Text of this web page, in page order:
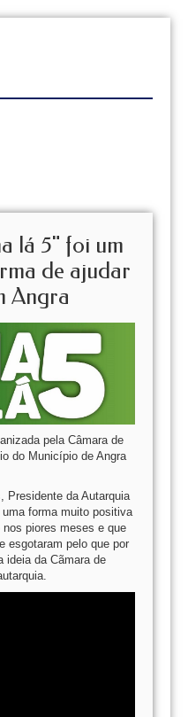
lá 5" foi um
de ajudar
Angra
pela Câmara de
do Município de Angra
Presidente da Autarquia
forma muito positiva
piores meses e que
esgotaram pelo que por
ideia da Cãmara de